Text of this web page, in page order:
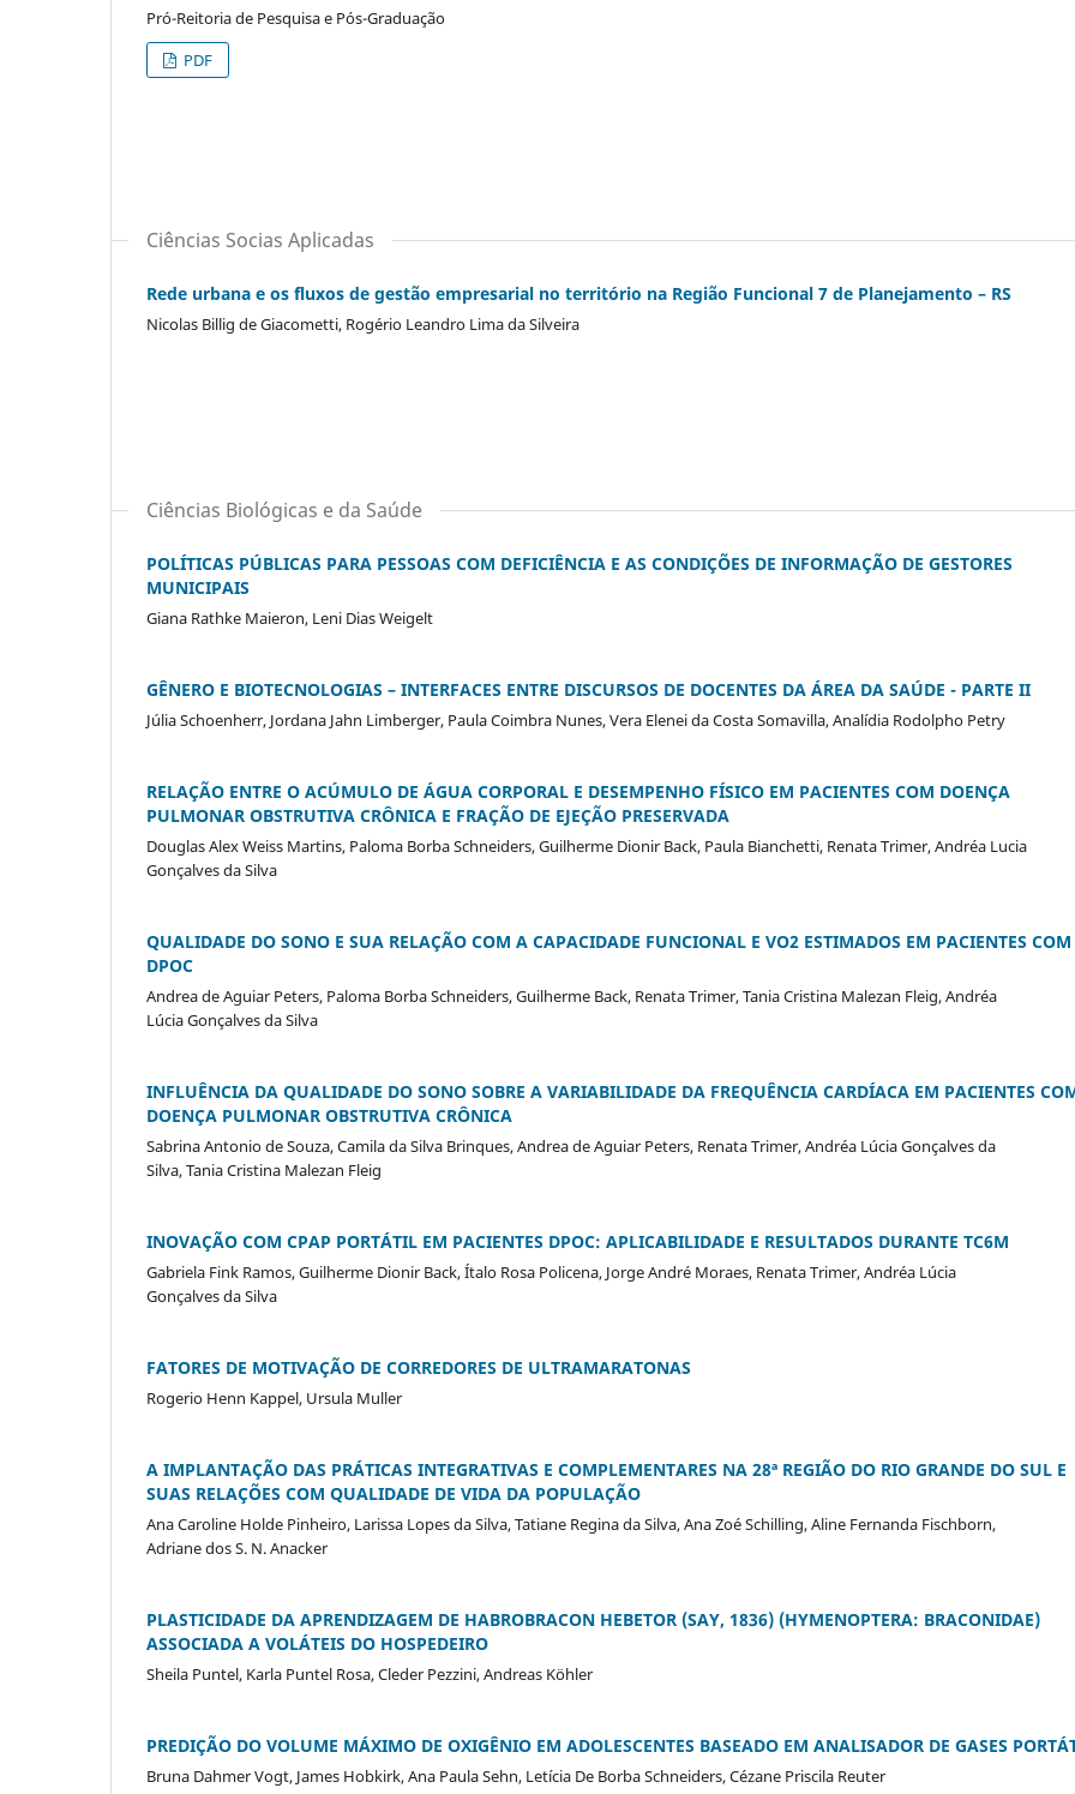
Pró-Reitoria de Pesquisa e Pós-Graduação
PDF
Ciências Socias Aplicadas
Rede urbana e os fluxos de gestão empresarial no território na Região Funcional 7 de Planejamento – RS
Nicolas Billig de Giacometti, Rogério Leandro Lima da Silveira
Ciências Biológicas e da Saúde
POLÍTICAS PÚBLICAS PARA PESSOAS COM DEFICIÊNCIA E AS CONDIÇÕES DE INFORMAÇÃO DE GESTORES
MUNICIPAIS
Giana Rathke Maieron, Leni Dias Weigelt
GÊNERO E BIOTECNOLOGIAS – INTERFACES ENTRE DISCURSOS DE DOCENTES DA ÁREA DA SAÚDE - PARTE II
Júlia Schoenherr, Jordana Jahn Limberger, Paula Coimbra Nunes, Vera Elenei da Costa Somavilla, Analídia Rodolpho Petry
RELAÇÃO ENTRE O ACÚMULO DE ÁGUA CORPORAL E DESEMPENHO FÍSICO EM PACIENTES COM DOENÇA
PULMONAR OBSTRUTIVA CRÔNICA E FRAÇÃO DE EJEÇÃO PRESERVADA
Douglas Alex Weiss Martins, Paloma Borba Schneiders, Guilherme Dionir Back, Paula Bianchetti, Renata Trimer, Andréa Lucia
Gonçalves da Silva
QUALIDADE DO SONO E SUA RELAÇÃO COM A CAPACIDADE FUNCIONAL E VO2 ESTIMADOS EM PACIENTES COM
DPOC
Andrea de Aguiar Peters, Paloma Borba Schneiders, Guilherme Back, Renata Trimer, Tania Cristina Malezan Fleig, Andréa
Lúcia Gonçalves da Silva
INFLUÊNCIA DA QUALIDADE DO SONO SOBRE A VARIABILIDADE DA FREQUÊNCIA CARDÍACA EM PACIENTES
DOENÇA PULMONAR OBSTRUTIVA CRÔNICA
Sabrina Antonio de Souza, Camila da Silva Brinques, Andrea de Aguiar Peters, Renata Trimer, Andréa Lúcia Gonçalves da
Silva, Tania Cristina Malezan Fleig
INOVAÇÃO COM CPAP PORTÁTIL EM PACIENTES DPOC: APLICABILIDADE E RESULTADOS DURANTE TC6M
Gabriela Fink Ramos, Guilherme Dionir Back, Ítalo Rosa Policena, Jorge André Moraes, Renata Trimer, Andréa Lúcia
Gonçalves da Silva
FATORES DE MOTIVAÇÃO DE CORREDORES DE ULTRAMARATONAS
Rogerio Henn Kappel, Ursula Muller
A IMPLANTAÇÃO DAS PRÁTICAS INTEGRATIVAS E COMPLEMENTARES NA 28ª REGIÃO DO RIO GRANDE DO SUL E
SUAS RELAÇÕES COM QUALIDADE DE VIDA DA POPULAÇÃO
Ana Caroline Holde Pinheiro, Larissa Lopes da Silva, Tatiane Regina da Silva, Ana Zoé Schilling, Aline Fernanda Fischborn,
Adriane dos S. N. Anacker
PLASTICIDADE DA APRENDIZAGEM DE HABROBRACON HEBETOR (SAY, 1836) (HYMENOPTERA: BRACONIDAE)
ASSOCIADA A VOLÁTEIS DO HOSPEDEIRO
Sheila Puntel, Karla Puntel Rosa, Cleder Pezzini, Andreas Köhler
PREDIÇÃO DO VOLUME MÁXIMO DE OXIGÊNIO EM ADOLESCENTES BASEADO EM ANALISADOR DE GASES
Bruna Dahmer Vogt, James Hobkirk, Ana Paula Sehn, Letícia De Borba Schneiders, Cézane Priscila Reuter